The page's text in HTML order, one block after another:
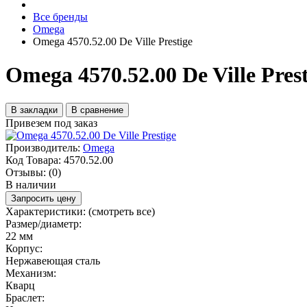
Все бренды
Omega
Omega 4570.52.00 De Ville Prestige
Omega 4570.52.00 De Ville
В закладки В сравнение
Привезем под заказ
Производитель: Omega
Код Товара: 4570.52.00
Отзывы: (0)
В наличии
Запросить цену
Характеристики: (смотреть все)
Размер/диаметр:
22 мм
Корпус:
Нержавеющая сталь
Механизм:
Кварц
Браслет: